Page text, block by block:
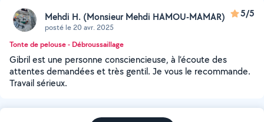
Mehdi H. (Monsieur Mehdi HAMOU-MAMAR)
posté le 20 avr. 2025
5/5
Tonte de pelouse - Débroussaillage
Gibril est une personne consciencieuse, à l’écoute des
attentes demandées et très gentil. Je vous le recommande.
Travail sérieux.